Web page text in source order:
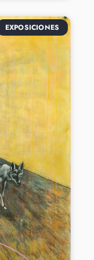
EXPOSICIONES